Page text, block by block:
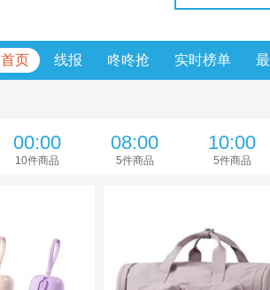
首页 线报 咚咚抢 实时榜单
00:00
10件商品
08:00
5件商品
10:00
5件商品